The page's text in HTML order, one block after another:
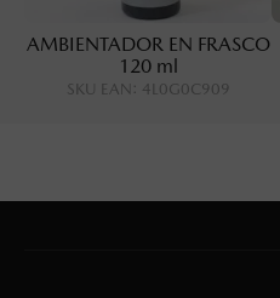
AMBIENTADOR EN FRASCO
120 ml
SKU EAN : 4L0G0C909